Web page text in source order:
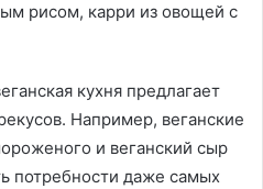
рисом, карри из овощей с
кухня предлагает
Например, веганские
и веганский сыр
потребности даже самых